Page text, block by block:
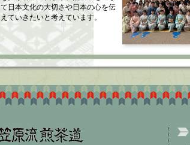
て日本文化の大切さや日本の心を伝
えていきたいと考えています。